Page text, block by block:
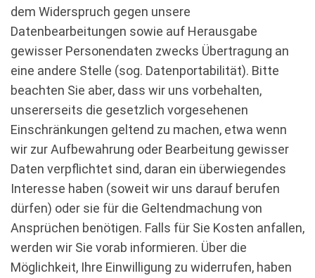
dem Widerspruch gegen unsere
Datenbearbeitungen sowie auf Herausgabe
gewisser Personendaten zwecks Übertragung an
eine andere Stelle (sog. Datenportabilität). Bitte
beachten Sie aber, dass wir uns vorbehalten,
unsererseits die gesetzlich vorgesehenen
Einschränkungen geltend zu machen, etwa wenn
wir zur Aufbewahrung oder Bearbeitung gewisser
Daten verpflichtet sind, daran ein überwiegendes
Interesse haben (soweit wir uns darauf berufen
dürfen) oder sie für die Geltendmachung von
Ansprüchen benötigen. Falls für Sie Kosten anfallen,
werden wir Sie vorab informieren. Über die
Möglichkeit, Ihre Einwilligung zu widerrufen, haben